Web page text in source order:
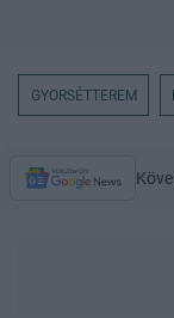
GYORSÉTTEREM